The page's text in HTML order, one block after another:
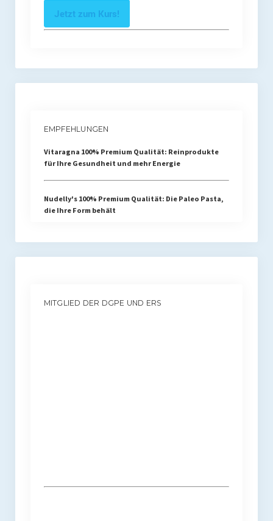
Jetzt zum Kurs!
EMPFEHLUNGEN
Vitaragna 100% Premium Qualität: Reinprodukte
für Ihre Gesundheit und mehr Energie
Nudelly's 100% Premium Qualität: Die Paleo Pasta,
die Ihre Form behält
MITGLIED DER DGPE UND ERS